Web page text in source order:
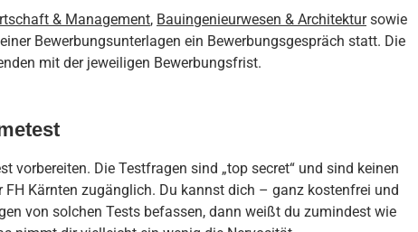
& Management, Bauingenieurwesen & Architektursowie
Bewerbungsunterlagen ein Bewerbungsgespräch statt. Die
mit der jeweiligen Bewerbungsfrist.
vorbereiten. Die Testfragen sind „top secret“ und sind keinen
FH Kärnten zugänglich. Du kannst dich – ganz kostenfrei und
von solchen Tests befassen, dann weißt du zumindest wie